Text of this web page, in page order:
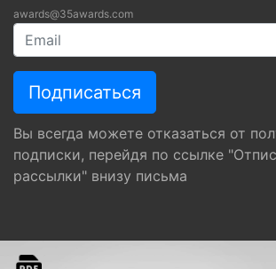
awards@35awards.com
Вы всегда можете отказаться от
подписки, перейдя по ссылке
рассылки" внизу письма